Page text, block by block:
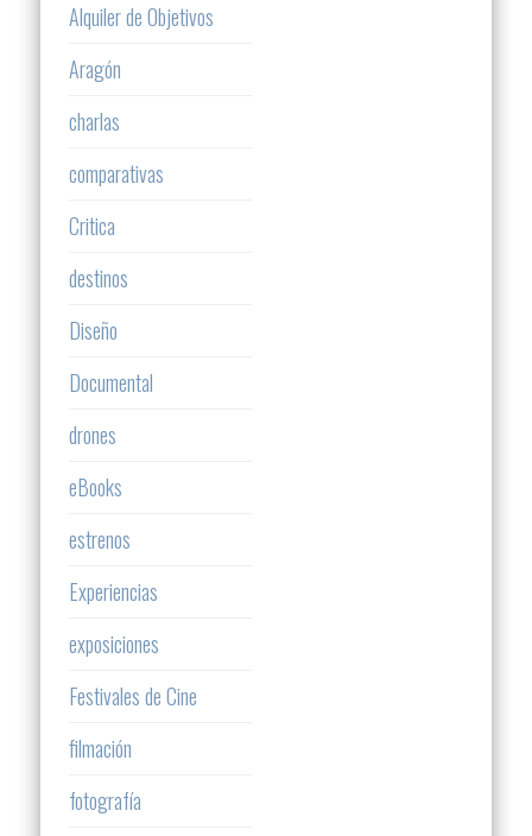
Alquiler de Objetivos
Aragón
charlas
comparativas
Critica
destinos
Diseño
Documental
drones
eBooks
estrenos
Experiencias
exposiciones
Festivales de Cine
filmación
fotografía